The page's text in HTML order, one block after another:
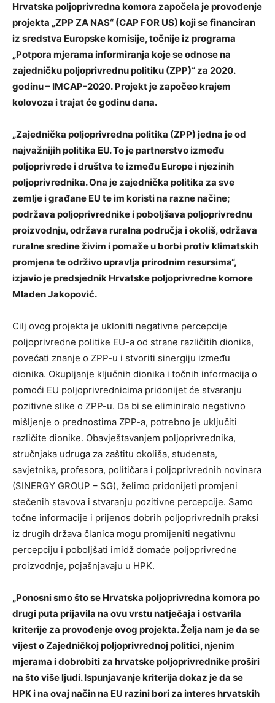
Hrvatska poljoprivredna komora započela je provođenje
projekta „ZPP ZA NAS“ (CAP FOR US) koji se financiran
iz sredstva Europske komisije, točnije iz programa
„Potpora mjerama informiranja koje se odnose na
zajedničku poljoprivrednu politiku (ZPP)“ za 2020.
godinu – IMCAP-2020. Projekt je započeo krajem
kolovoza i trajat će godinu dana.
„Zajednička poljoprivredna politika (ZPP) jedna je od
najvažnijih politika EU. To je partnerstvo između
poljoprivrede i društva te između Europe i njezinih
poljoprivrednika. Ona je zajednička politika za sve
zemlje i građane EU te im koristi na razne načine;
podržava poljoprivrednike i poboljšava poljoprivrednu
proizvodnju, održava ruralna područja i okoliš, održava
ruralne sredine živim i pomaže u borbi protiv klimatskih
promjena te održivo upravlja prirodnim resursima“,
izjavio je predsjednik Hrvatske poljoprivredne komore
Mladen Jakopović.
Cilj ovog projekta je ukloniti negativne percepcije
poljoprivredne politike EU-a od strane različitih dionika,
povećati znanje o ZPP-u i stvoriti sinergiju između
dionika. Okupljanje ključnih dionika i točnih informacija o
pomoći EU poljoprivrednicima pridonijet će stvaranju
pozitivne slike o ZPP-u. Da bi se eliminiralo negativno
mišljenje o prednostima ZPP-a, potrebno je uključiti
različite dionike. Obavještavanjem poljoprivrednika,
stručnjaka udruga za zaštitu okoliša, studenata,
savjetnika, profesora, političara i poljoprivrednih novinara
(SINERGY GROUP – SG), želimo pridonijeti promjeni
stečenih stavova i stvaranju pozitivne percepcije. Samo
točne informacije i prijenos dobrih poljoprivrednih praksi
iz drugih država članica mogu promijeniti negativnu
percepciju i poboljšati imidž domaće poljoprivredne
proizvodnje, pojašnjavaju u HPK.
„Ponosni smo što se Hrvatska poljoprivredna komora po
drugi puta prijavila na ovu vrstu natječaja i ostvarila
kriterije za provođenje ovog projekta. Želja nam je da se
vijest o Zajedničkoj poljoprivrednoj politici, njenim
mjerama i dobrobiti za hrvatske poljoprivrednike proširi
na što više ljudi. Ispunjavanje kriterija dokaz je da se
HPK i na ovaj način na EU razini bori za interes hrvatskih